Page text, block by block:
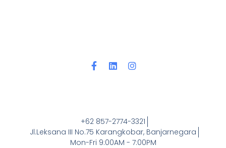
+62 857-2774-3321
Jl.Leksana III No.75 Karangkobar, Banjarnegara
Mon-Fri 9:00AM - 7:00PM